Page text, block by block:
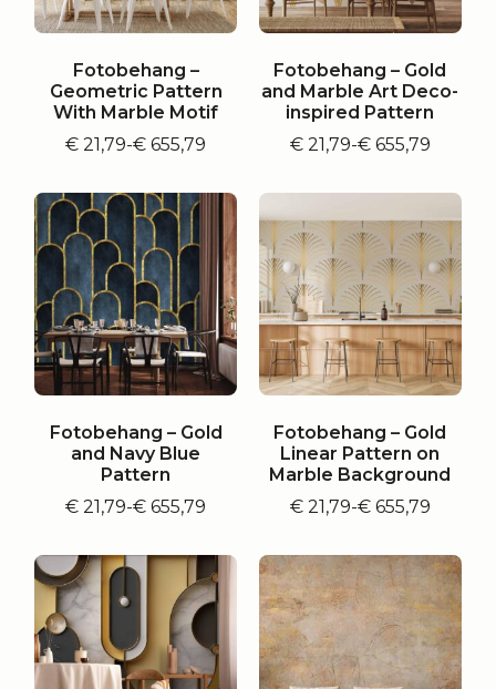
Fotobehang –
Geometric Pattern
With Marble Motif
€ 21,79-€ 655,79
Prijsklasse:
tot
€ 655,79
Fotobehang – Gold
and Marble Art Deco-
inspired Pattern
€21,79-€655,79
Prijsklasse:
tot
€ 655,79
Fotobehang – Gold
and Navy Blue
Pattern
€ 21,79-€ 655,79
Prijsklasse:
tot
€ 655,79
Fotobehang – Gold
Linear Pattern on
Marble Background
€21,79-€655,79
Prijsklasse:
tot
€ 655,79